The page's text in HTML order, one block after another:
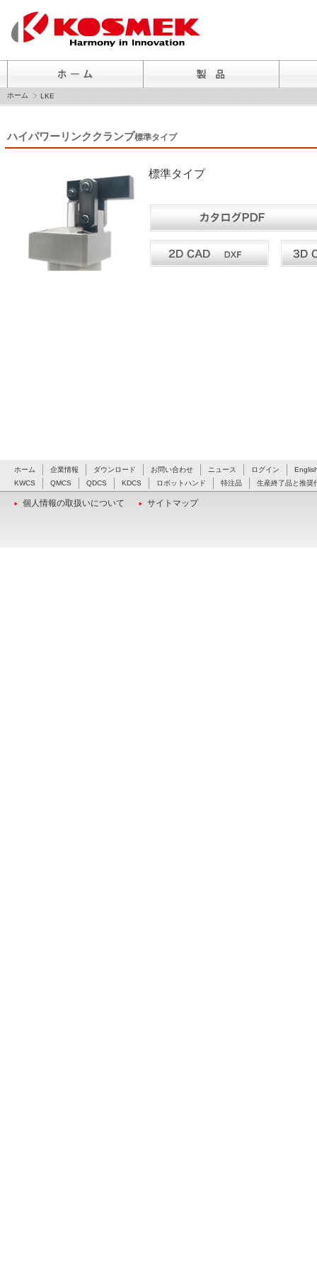
ホーム LKE
ハイパワーリンククランプ標準タイプ
標準タイプ
ホーム 企業情報 ダウンロード お問い合わせ ニュース ログイン
KWCS
QMCS QDCS KDCS ロボットハンド 特注品 生産終了品と推奨
個人情報の取扱いについて サイトマップ